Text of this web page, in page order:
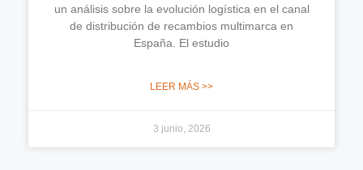
un análisis sobre la evolución logística en el canal
de distribución de recambios multimarca en
España. El estudio
LEER MÁS >>
3 junio, 2026